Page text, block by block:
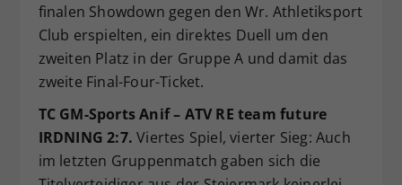
finalen Showdown gegen den Wr. Athletiksport
Club erspielten, ein direktes Duell um den
zweiten Platz in der Gruppe A und damit das
zweite Final-Four-Ticket.
TC GM-Sports Anif – ATV RE team future
IRDNING 2:7. Viertes Spiel, vierter Sieg: Auch
im letzten Gruppenmatch gaben sich die